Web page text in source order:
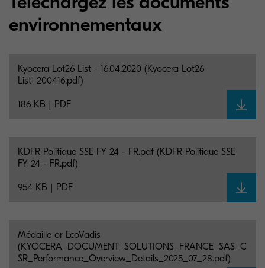
environnementaux
Kyocera Lot26 List - 16.04.2020 (Kyocera Lot26
List_200416.pdf)
186 KB | PDF
KDFR Politique SSE FY 24 - FR.pdf (KDFR Politique SSE
FY 24 - FR.pdf)
954 KB | PDF
Médaille or EcoVadis
(KYOCERA_DOCUMENT_SOLUTIONS_FRANCE_SAS_C
SR_Performance_Overview_Details_2025_07_28.pdf)